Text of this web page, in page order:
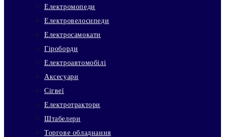
Електромопеди
Електровелосипеди
Електросамокати
Гіроборди
Електроавтомобілі
Аксесуари
Сігвеї
Електротрактори
Штабелери
Торгове обладнання